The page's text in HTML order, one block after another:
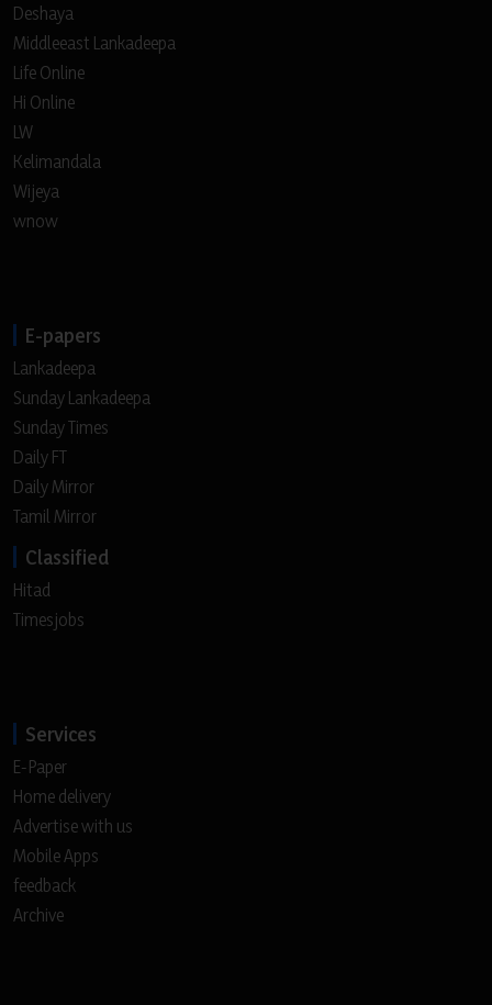
Deshaya
Middleeast Lankadeepa
Life Online
Hi Online
LW
Kelimandala
Wijeya
wnow
E-papers
Lankadeepa
Sunday Lankadeepa
Sunday Times
Daily FT
Daily Mirror
Tamil Mirror
Classified
Hitad
Timesjobs
Services
E-Paper
Home delivery
Advertise with us
Mobile Apps
feedback
Archive